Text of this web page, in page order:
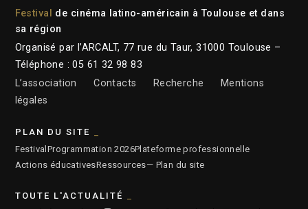
Festival
de cinéma latino-américain à Toulouse et dans
sa région
Organisé par l’ARCALT, 77 rue du Taur, 31000 Toulouse –
Téléphone : 05 61 32 98 83
L’association
Contacts Recherche
Mentions
légales
PLAN DU SITE
Festival Programmation 2026Plateforme professionnelle
Actions éducativesRessources— Plan du site
TOUTE L'ACTUALITÉ